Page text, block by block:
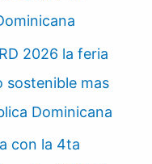
2026 la feria
sostenible mas
Dominicana
con la 4ta